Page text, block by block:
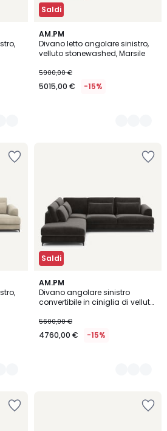
Saldi
AM.PM
Divano letto angolare sinistro,
velluto stonewashed, Marsile
5900,00 €
5015,00 € -15%
3
Colori
Saldi
AM.PM
Divano angolare sinistro
convertibile in ciniglia di velluto,
5600,00 €
4760,00 € -15%
8
Colori